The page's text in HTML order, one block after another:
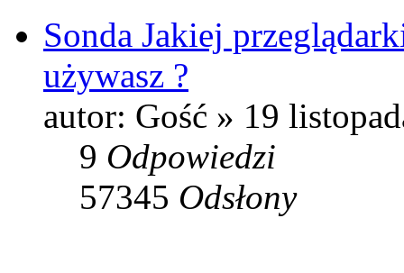
Sonda Jakiej
używasz ?
autor: Gość » 19
9 Odpowiedzi
57345 Odsłony